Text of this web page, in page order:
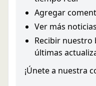
Agregar
Ver más
Recibir
últimas
¡Únete a nuestra